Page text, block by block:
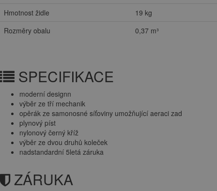
Hmotnost židle
19 kg
Rozměry obalu
0,37 m³
SPECIFIKACE
moderní designn
výběr ze tří mechanik
opěrák ze samonosné síťoviny umožňující aeraci zad
plynový píst
nylonový černý kříž
výběr ze dvou druhů koleček
nadstandardní 5letá záruka
ZÁRUKA